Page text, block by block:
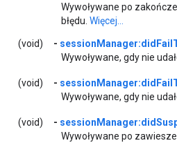
Wywoływane po
błędu. Więcej...
(void) -
Wywoływane, gdy nie
(void) -
Wywoływane, gdy nie
(void) -
Wywoływane po